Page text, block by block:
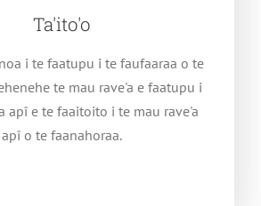
Ta'ito'o
i te faatupu i te faufaaraa o te
te mau rave'a e faatupu i
apî e te faaitoito i te mau rave'a
apî o te faanahoraa.